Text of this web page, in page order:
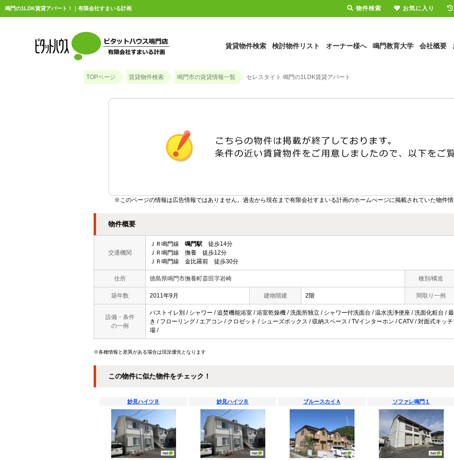
鳴門の1LDK賃貸アパート！｜有限会社すまいる計画
賃貸物件検索 検討物件リスト オーナー様へ 鳴門教育大学 会社概要
TOPページ 賃貸物件検索 鳴門市の賃貸情報一覧 セレスタイト 鳴門の1LDK賃貸アパート
※このページの情報は広告情報ではありません。過去から現在まで有限会社すまいる計画のホームぺージに掲載されていた物件情
物件概要
交通機関
ＪＲ鳴門線 鳴門駅 徒歩14分
ＪＲ鳴門線 撫養 徒歩12分
ＪＲ鳴門線 金比羅前 徒歩30分
住所 徳島県鳴門市撫養町斎田字岩崎 種別/構造
築年数 2011年9月 建物階建 2階 間取り一例
設備・条件
の一例
バストイレ別 / シャワー / 追焚機能浴室 / 浴室乾燥機 / 洗面所独立 / シャワー付洗面台 / 温水洗浄便座 / 洗面化粧台 /
き / フローリング / エアコン / クロゼット / シューズボックス / 収納スペース / TVインターホン / CATV / 対面式キッ
場 /
※各種情報と差異がある場合は現況優先となります
この物件に似た物件をチェック！
妙見ハイツＢ 妙見ハイツＢ ブルースカイＡ ソファレ鳴門１
物件検索 お気に入り